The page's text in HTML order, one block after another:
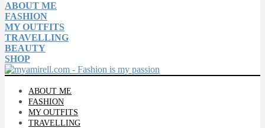
ABOUT ME
FASHION
MY OUTFITS
TRAVELLING
BEAUTY
SHOP
ABOUT ME
FASHION
MY OUTFITS
TRAVELLING